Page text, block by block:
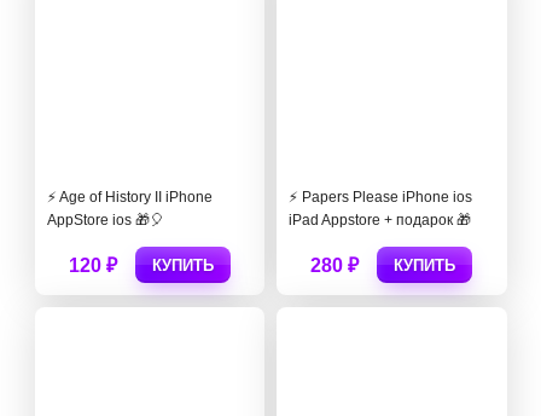
⚡️ Age of History II iPhone
AppStore ios 🎁🎈
120 ₽ КУПИТЬ
⚡️ Papers Please iPhone ios
iPad Appstore + подарок 🎁
280 ₽ КУПИТЬ